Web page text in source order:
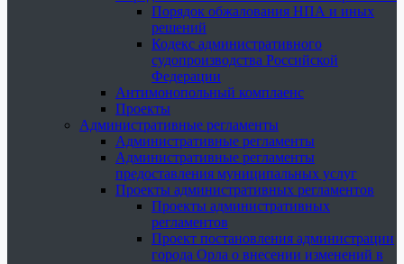
Порядок обжалования НПА и иных
решений
Кодекс административного
судопроизводства Российской
Федерации
Антимонопольный комплаенс
Проекты
Административные регламенты
Административные регламенты
Административные регламенты
предоставления муниципальных услуг
Проекты административных регламентов
Проекты административных
регламентов
Проект постановления администрации
города Орла о внесении изменений в